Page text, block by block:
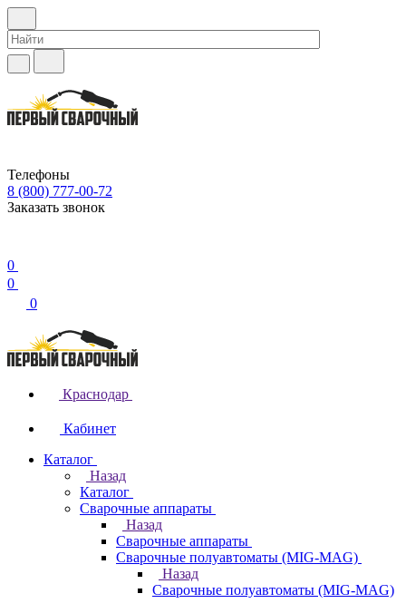
Телефоны
8 (800) 777-00-72
Заказать звонок
0
0
0
Краснодар
Кабинет
Каталог
Назад
Каталог
Сварочные аппараты
Назад
Сварочные аппараты
Сварочные полуавтоматы (MIG-MAG)
Назад
Сварочные полуавтоматы (MIG-MAG)